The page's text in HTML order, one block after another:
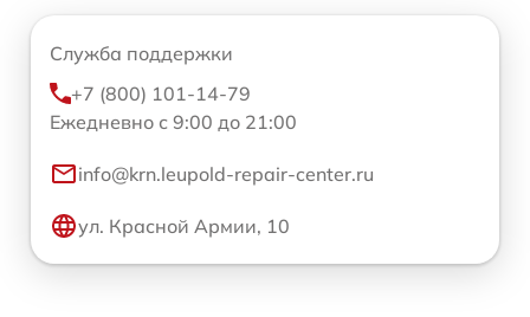
Служба поддержки
+7 (800) 101-14-79
Ежедневно с 9:00 до 21:00
info@krn.leupold-repair-center.ru
ул. Красной Армии, 10